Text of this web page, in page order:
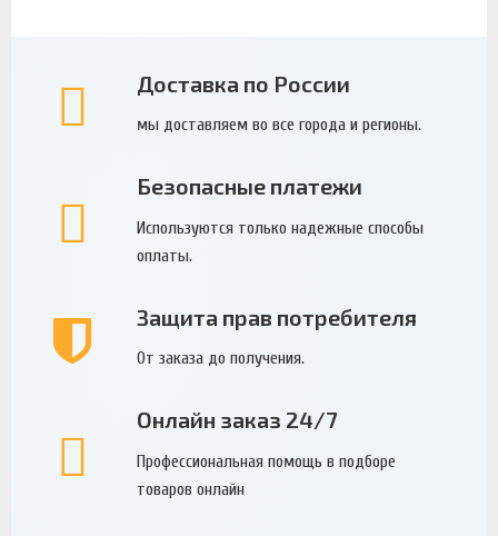
Доставка по России
мы доставляем во все города и регионы.
Безопасные платежи
Используются только надежные способы
оплаты.
Защита прав потребителя
От заказа до получения.
Онлайн заказ 24/7
Профессиональная помощь в подборе
товаров онлайн